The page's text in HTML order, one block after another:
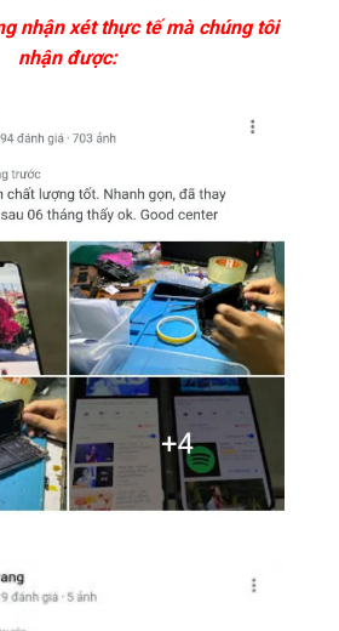
nhận xét thực tế mà chúng tôi
nhận được: